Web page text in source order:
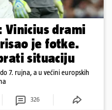
Vinicius drami
je fotke.
situaciju
7. rujna, a u većini europskih
326